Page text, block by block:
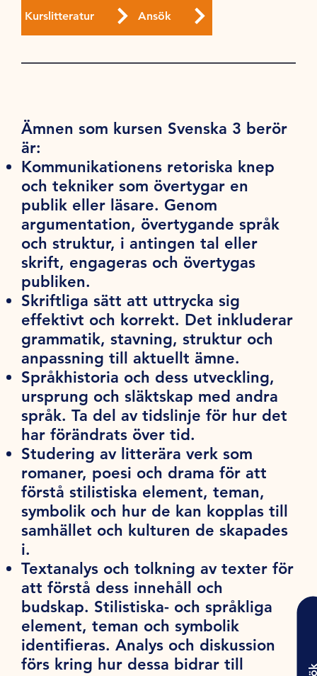
Kurslitteratur Ansök
Ämnen som kursen Svenska 3 berör
är:
Kommunikationens retoriska knep
och tekniker som övertygar en
publik eller läsare. Genom
argumentation, övertygande språk
och struktur, i antingen tal eller
skrift, engageras och övertygas
publiken.
Skriftliga sätt att uttrycka sig
effektivt och korrekt. Det inkluderar
grammatik, stavning, struktur och
anpassning till aktuellt ämne.
Språkhistoria och dess utveckling,
ursprung och släktskap med andra
språk. Ta del av tidslinje för hur det
har förändrats över tid.
Studering av litterära verk som
romaner, poesi och drama för att
förstå stilistiska element, teman,
symbolik och hur de kan kopplas till
samhället och kulturen de skapades
i.
Textanalys och tolkning av texter för
att förstå dess innehåll och
budskap. Stilistiska- och språkliga
element, teman och symbolik
identifieras. Analys och diskussion
förs kring hur dessa bidrar till